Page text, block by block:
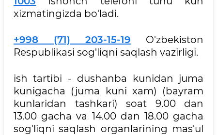
xizmatingizda bo'ladi.
+998 (71) 203-15-19 O'zbekiston
Respublikasi sog'liqni saqlash vazirligi.
ish tartibi - dushanba kunidan juma
kunigacha (juma kuni xam) (bayram
kunlaridan tashkari) soat 9.00 dan
13.00 gacha va 14.00 dan 18.00 gacha
sog'liqni saqlash organlarining mas'ul